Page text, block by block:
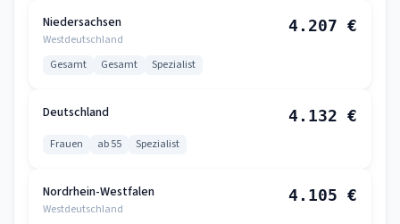
Niedersachsen
Westdeutschland
4.207 €
Gesamt Gesamt Spezialist
Deutschland 4.132 €
Frauen ab 55 Spezialist
Nordrhein-Westfalen
Westdeutschland
4.105 €